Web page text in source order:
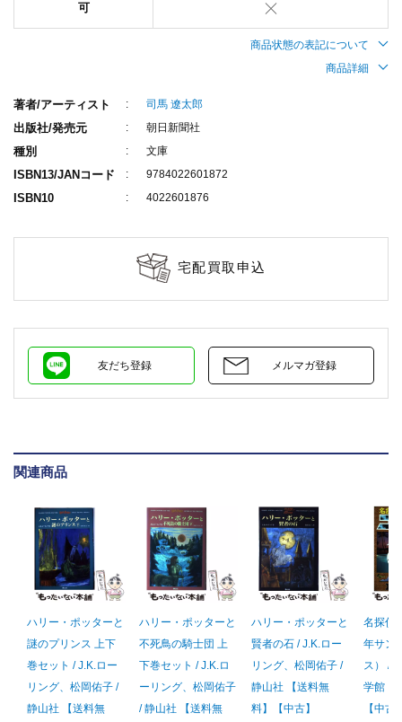
可
商品状態の表記について
商品詳細
著者/アーティスト 司馬 遼太郎
出版社/発売元 朝日新聞社
種別 文庫
ISBN13/JANコード 9784022601872
ISBN10 4022601876
宅配買取申込
友だち登録 メルマガ登録
関連商品
ハリー・ポッターと
謎のプリンス 上下
巻セット / J.K.ロー
リング、松岡佑子 /
静山社 【送料無
ハリー・ポッターと
不死鳥の騎士団 上
下巻セット / J.K.ロ
ーリング、松岡佑子
/ 静山社 【送料無
ハリー・ポッターと
賢者の石 / J.K.ロー
リング、松岡佑子 /
静山社 【送料無
料】【中古】
名探偵
年サン
ス） /
学館 【
【中古